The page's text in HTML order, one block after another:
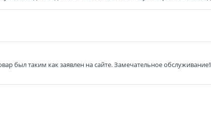
был таким как заявлен на сайте. Замечательное